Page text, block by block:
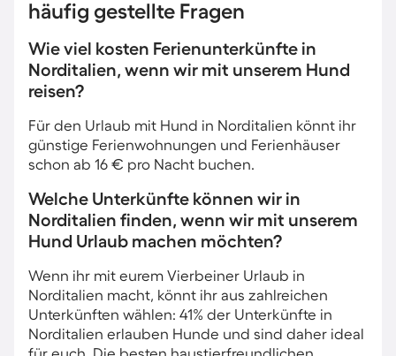
häufig gestellte Fragen
Wie viel kosten Ferienunterkünfte in
Norditalien, wenn wir mit unserem Hund
reisen?
Für den Urlaub mit Hund in Norditalien könnt ihr
günstige Ferienwohnungen und Ferienhäuser
schon ab 16 € pro Nacht buchen.
Welche Unterkünfte können wir in
Norditalien finden, wenn wir mit unserem
Hund Urlaub machen möchten?
Wenn ihr mit eurem Vierbeiner Urlaub in
Norditalien macht, könnt ihr aus zahlreichen
Unterkünften wählen: 41% der Unterkünfte in
Norditalien erlauben Hunde und sind daher ideal